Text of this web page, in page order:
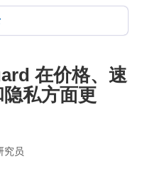
在价格、速
私方面更
究员